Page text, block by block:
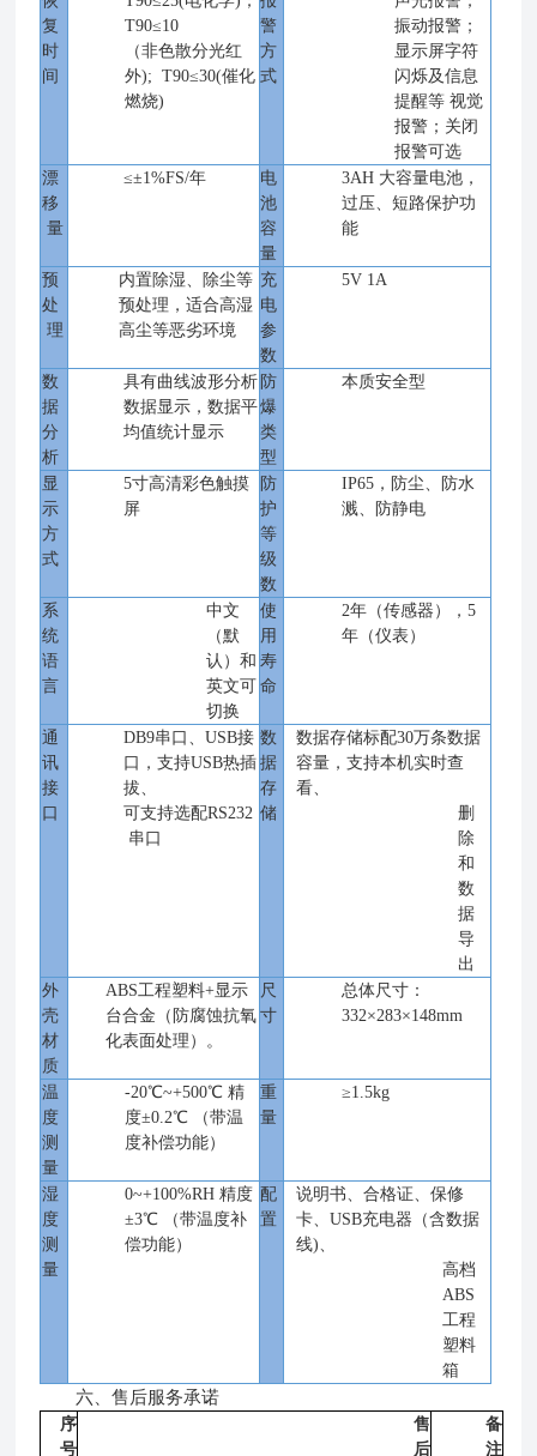
复
时
间
T90≤10
（非色散分光红
外); T90≤30(催化
燃烧)
警
方
式
振动报警；
显示屏字符
闪烁及信息
提醒等视觉
报警；关闭
报警可选
漂
移
量
≤±1%FS/年
电
池
容
量
3AH 大容量电池，
过压、短路保护功
能
预
处
理
内置除湿、除尘等
预处理，适合高湿
高尘等恶劣环境
充
电
参
数
5V 1A
数
据
分
析
具有曲线波形分析
数据显示，数据平
均值统计显示
防
爆
类
型
本质安全型
显
示
方
式
5寸高清彩色触摸
屏
防
护
等
级
数
IP65，防尘、防水
溅、防静电
系
统
语
言
中文
（默
认）和
英文可
切换
使
用
寿
命
2年（传感器），5
年（仪表）
通
讯
接
口
DB9串口、USB接
口，支持USB热插
拔、
可支持选配RS232
串口
数
据
存
储
数据存储标配30万条数据
容量，支持本机实时查
看、
删
除
和
数
据
导
出
外
壳
材
质
ABS工程塑料+显示
台合金（防腐蚀抗氧
化表面处理）。
尺
寸
总体尺寸：
332×283×148mm
温
度
测
量
-20℃~+500℃ 精
度±0.2℃
（带温
度补偿功能）
重
量
≥1.5kg
湿
度
测
量
0~+100%RH 精度
±3℃
（带温度补
偿功能）
配
置
说明书、合格证、保修
卡、USB充电器（含数据
线)、
高档
ABS
工程
塑料
箱
六、售后服务承诺
序
号
售
后
备
注